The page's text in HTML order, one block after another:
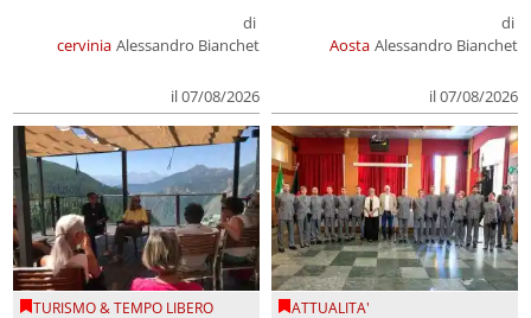
cervinia
di
Alessandro Bianchet
il 07/08/2026
Aosta
di
Alessandro Bianchet
il 07/08/2026
TURISMO & TEMPO LIBERO ATTUALITA'